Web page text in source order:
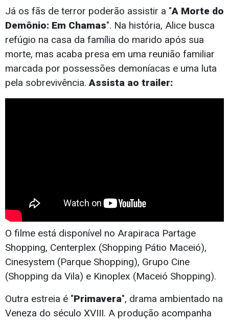
Já os fãs de terror poderão assistir a "A Morte do
Demônio: Em Chamas". Na história, Alice busca
refúgio na casa da família do marido após sua
morte, mas acaba presa em uma reunião familiar
marcada por possessões demoníacas e uma luta
pela sobrevivência.Assista ao trailer:
O filme está disponível no Arapiraca Partage
Shopping, Centerplex (Shopping Pátio Maceió),
Cinesystem (Parque Shopping), Grupo Cine
(Shopping da Vila) e Kinoplex (Maceió Shopping).
Outra estreia é "Primavera", drama ambientado na
Veneza do século XVIII. A produção acompanha